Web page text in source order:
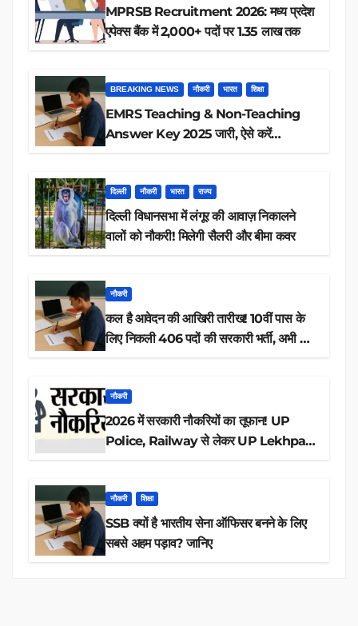
MPRSB Recruitment 2026: मध्य प्रदेश
एपेक्स बैंक में 2,000+ पदों पर 1.35 लाख तक
BREAKING NEWS नौकरी भारत शिक्षा
EMRS Teaching & Non-Teaching
Answer Key 2025 जारी, ऐसे करें
दिल्ली नौकरी भारत राज्य
दिल्ली विधानसभा में लंगूर की आवाज़ निकालने
वालों को नौकरी! मिलेगी सैलरी और बीमा कवर
नौकरी
कल है आवेदन की आखिरी तारीख! 10वीं पास के
लिए निकली 406 पदों की सरकारी भर्ती, अभी करें
नौकरी
2026 में सरकारी नौकरियों का तूफान! UP
Police, Railway से लेकर UP Lekhpal
नौकरी शिक्षा
SSB क्यों है भारतीय सेना ऑफिसर बनने के लिए
सबसे अहम पड़ाव? जानिए